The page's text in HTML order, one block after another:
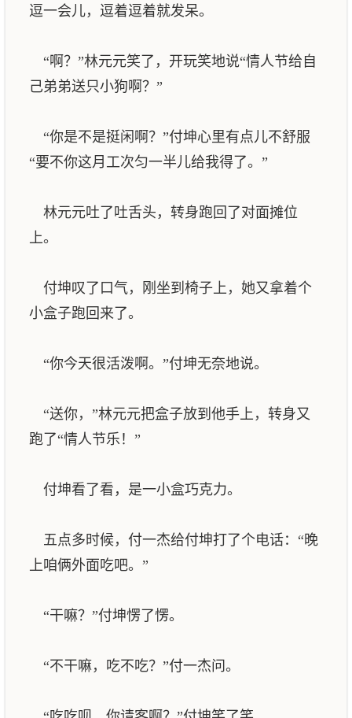
逗一会儿，逗着逗着就发呆。
“啊？”林元元笑了，开玩笑地说“情人节给自
己弟弟送只小狗啊？”
“你是不是挺闲啊？”付坤心里有点儿不舒服
“要不你这月工次匀一半儿给我得了。”
林元元吐了吐舌头，转身跑回了对面摊位
上。
付坤叹了口气，刚坐到椅子上，她又拿着个
小盒子跑回来了。
“你今天很活泼啊。”付坤无奈地说。
“送你，”林元元把盒子放到他手上，转身又
跑了“情人节乐！”
付坤看了看，是一小盒巧克力。
五点多时候，付一杰给付坤打了个电话：“晚
上咱俩外面吃吧。”
“干嘛？”付坤愣了愣。
“不干嘛，吃不吃？”付一杰问。